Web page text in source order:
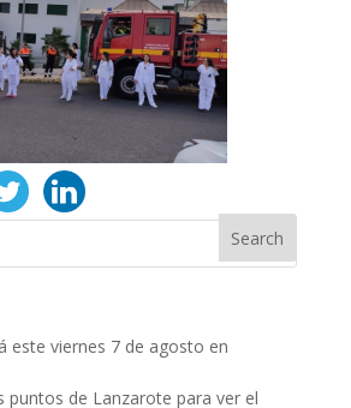
este viernes 7 de agosto en
puntos de Lanzarote para ver el